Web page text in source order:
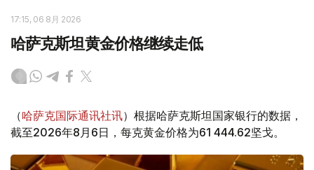
17:15, 06 8月 2026
哈萨克斯坦黄金价格继续走低
（哈萨克国际通讯社讯）根据哈萨克斯坦国家银行的数据，
截至2026年8月6日，每克黄金价格为61 444.62坚戈。